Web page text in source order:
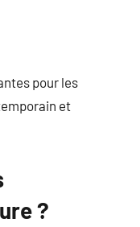
pour les
et
?